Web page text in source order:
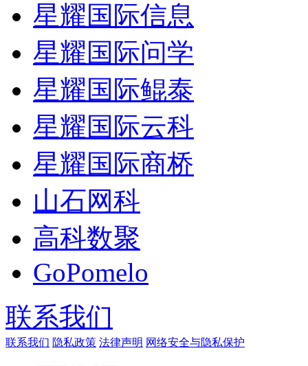
星耀国际信息
星耀国际问学
星耀国际鲲泰
星耀国际云科
星耀国际商桥
山石网科
高科数聚
GoPomelo
联系我们
联系我们 隐私政策 法律声明 网络安全与隐私保护